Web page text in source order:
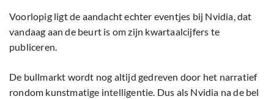
Voorlopig ligt de aandacht echter eventjes bij Nvidia, dat
vandaag aan de beurt is om zijn kwartaalcijfers te
publiceren.
De bullmarkt wordt nog altijd gedreven door het narratief
rondom kunstmatige intelligentie. Dus als Nvidia na de bel